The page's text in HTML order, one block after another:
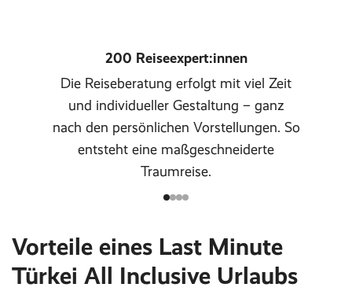
200 Reiseexpert:innen
Die Reiseberatung erfolgt mit viel Zeit
und individueller Gestaltung – ganz
nach den persönlichen Vorstellungen. So
entsteht eine maßgeschneiderte
Traumreise.
Vorteile eines Last Minute
Türkei All Inclusive Urlaubs